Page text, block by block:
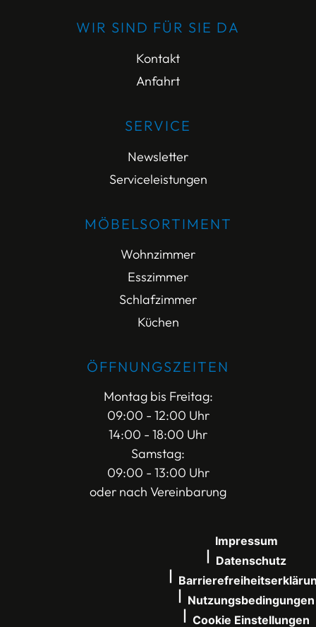
WIR SIND FÜR SIE DA
Kontakt
Anfahrt
SERVICE
Newsletter
Serviceleistungen
MÖBELSORTIMENT
Wohnzimmer
Esszimmer
Schlafzimmer
Küchen
ÖFFNUNGSZEITEN
Montag bis Freitag:
09:00 - 12:00 Uhr
14:00 - 18:00 Uhr
Samstag:
09:00 - 13:00 Uhr
oder nach Vereinbarung
Impressum
Datenschutz
Nutzungsbedingungen
Cookie Einstellungen